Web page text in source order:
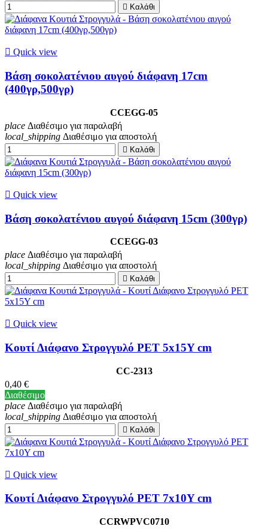
 Καλάθι
 Quick view
Βάση σοκολατένιου αυγού διάφανη 17cm
(400γρ,500γρ)
CCEGG-05
place Διαθέσιμο για παραλαβή
local_shipping Διαθέσιμο για αποστολή
 Καλάθι
 Quick view
Βάση σοκολατένιου αυγού διάφανη 15cm (300γρ)
CCEGG-03
place Διαθέσιμο για παραλαβή
local_shipping Διαθέσιμο για αποστολή
 Καλάθι
 Quick view
Κουτί Διάφανο Στρογγυλό PET 5x15Y cm
CC-2313
0,40 €
Διαθέσιμο
place Διαθέσιμο για παραλαβή
local_shipping Διαθέσιμο για αποστολή
 Καλάθι
 Quick view
Κουτί Διάφανο Στρογγυλό PET 7x10Y cm
CCRWPVC0710